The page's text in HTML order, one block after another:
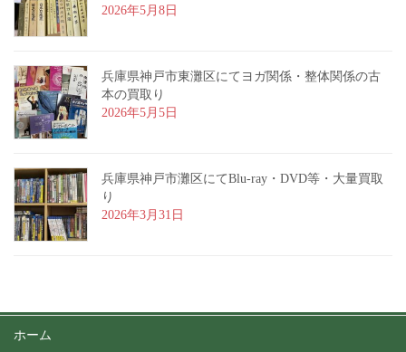
2026年5月8日
兵庫県神戸市東灘区にてヨガ関係・整体関係の古
本の買取り
2026年5月5日
兵庫県神戸市灘区にてBlu-ray・DVD等・大量買取
り
2026年3月31日
ホーム